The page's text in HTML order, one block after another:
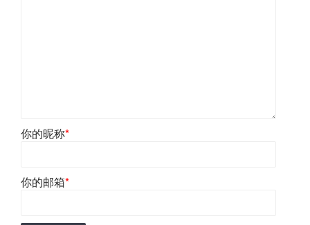
你的昵称*
你的邮箱*